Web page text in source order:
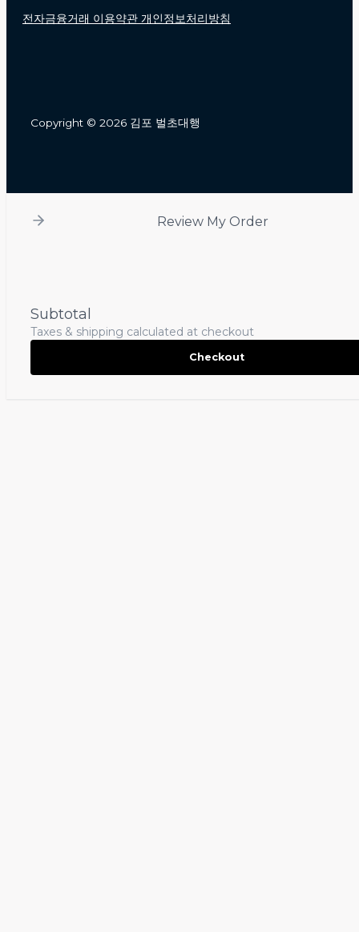
전자금융거래 이용약관 개인정보처리방침
Copyright © 2026 김포 벌초대행
Review My Order
Subtotal
Taxes & shipping calculated at checkout
Checkout